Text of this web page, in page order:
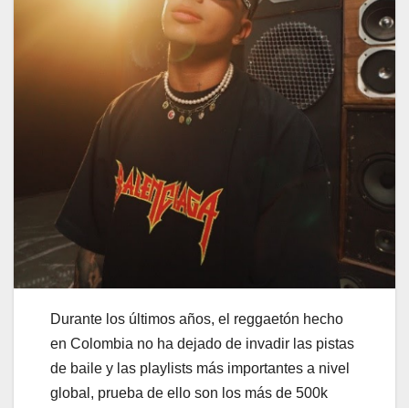
Durante los últimos años, el reggaetón hecho
en Colombia no ha dejado de invadir las pistas
de baile y las playlists más importantes a nivel
global, prueba de ello son los más de 500k